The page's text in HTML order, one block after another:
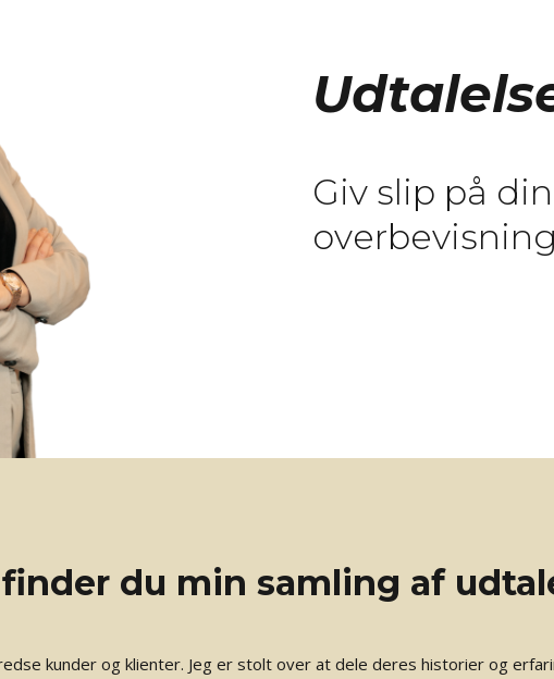
Giv slip på
du min samling af
kunder og klienter. Jeg er stolt over at dele deres historier og